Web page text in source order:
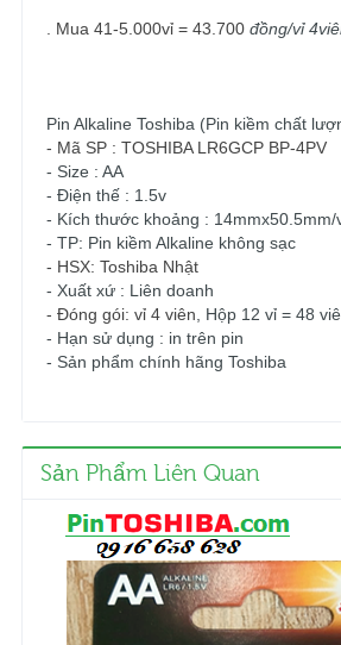
. Mua 41-5.000vỉ = 43.700 đồng/vỉ
Pin Alkaline Toshiba (Pin kiềm chất
- Mã SP : TOSHIBA LR6GCP BP-4PV
- Size : AA
- Điện thế : 1.5v
- Kích thước khoảng : 14mmx50.5mm/
- TP: Pin kiềm Alkaline không sạc
- HSX: Toshiba Nhật
- Xuất xứ : Liên doanh
- Đóng gói: vỉ 4 viên, Hộp 12 vỉ = 48
- Hạn sử dụng : in trên pin
- Sản phẩm chính hãng Toshiba
Sản Phẩm Liên Quan